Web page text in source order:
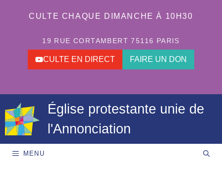
CULTE CHAQUE DIMANCHE À 10H30
19 RUE CORTAMBERT 75116 PARIS
CULTE EN DIRECT FAIRE UN DON
Église protestante unie de
l'Annonciation
MENU